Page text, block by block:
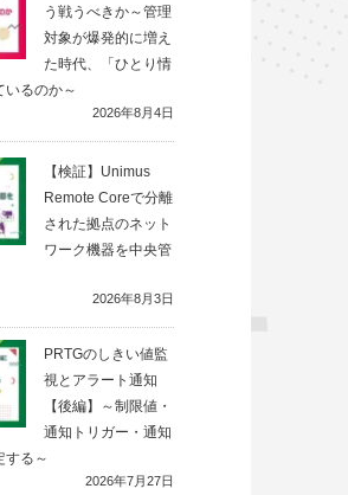
う戦うべきか～管理
対象が爆発的に増え
た時代、「ひとり情
いるのか～
2026年8月4日
【検証】Unimus
Remote Coreで分離
された拠点のネット
ワーク機器を中央管
2026年8月3日
PRTGのしきい値監
視とアラート通知
【後編】～制限値・
通知トリガー・通知
する～
2026年7月27日